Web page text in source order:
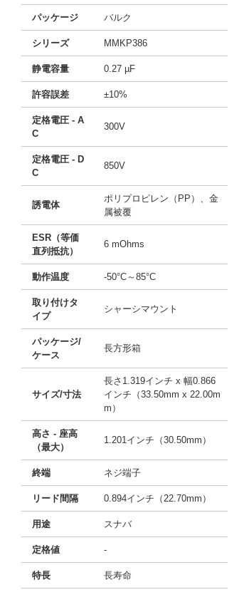
パッケージ バルク
シリーズ MMKP386
静電容量 0.27 µF
許容誤差 ±10%
定格電圧 - A
C
300V
定格電圧 - D
C
850V
誘電体
ポリプロピレン（PP）、金
属被覆
ESR（等価
直列抵抗）
6 mOhms
動作温度 -50°C～85°C
取り付けタ
イプ
シャーシマウント
パッケージ/
ケース
長方形箱
サイズ/寸法
長さ1.319インチ x 幅0.866
インチ（33.50mm x 22.00m
m）
高さ - 座高
（最大）
1.201インチ（30.50mm）
終端 ネジ端子
リード間隔 0.894インチ（22.70mm）
用途 スナバ
定格値 -
特長 長寿命